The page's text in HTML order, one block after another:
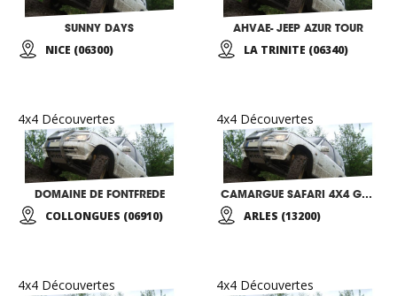
SUNNY DAYS
NICE (06300)
AHVAE- JEEP AZUR TOUR
LA TRINITE (06340)
4x4 Découvertes
DOMAINE DE FONTFREDE
COLLONGUES (06910)
4x4 Découvertes
CAMARGUE SAFARI 4X4 GALLON
ARLES (13200)
4x4 Découvertes 4x4 Découvertes